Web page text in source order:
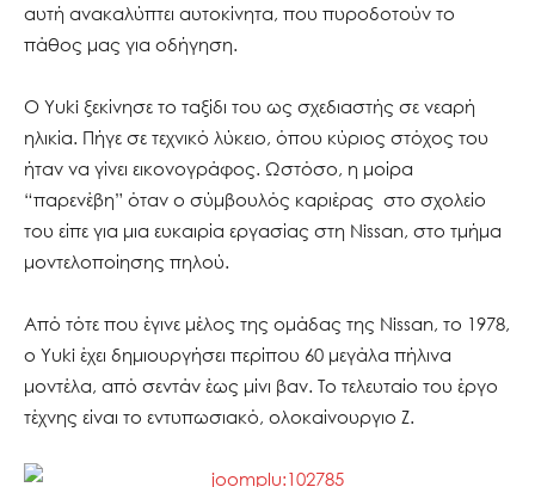
αυτή ανακαλύπτει αυτοκίνητα, που πυροδοτούν το
πάθος μας για οδήγηση.
Ο Yuki ξεκίνησε το ταξίδι του ως σχεδιαστής σε νεαρή
ηλικία. Πήγε σε τεχνικό λύκειο, όπου κύριος στόχος του
ήταν να γίνει εικονογράφος. Ωστόσο, η μοίρα
“παρενέβη” όταν ο σύμβουλός καριέρας στο σχολείο
του είπε για μια ευκαιρία εργασίας στη Nissan, στο τμήμα
μοντελοποίησης πηλού.
Από τότε που έγινε μέλος της ομάδας της Nissan, το 1978,
ο Yuki έχει δημιουργήσει περίπου 60 μεγάλα πήλινα
μοντέλα, από σεντάν έως μίνι βαν. Το τελευταίο του έργο
τέχνης είναι το εντυπωσιακό, ολοκαίνουργιο Z.